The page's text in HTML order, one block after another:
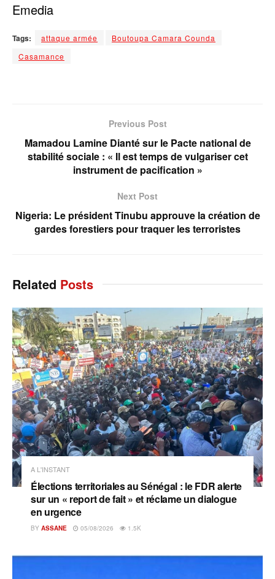
Emedia
Tags: attaque armée
Boutoupa Camara Counda
Casamance
Previous Post
Mamadou Lamine Dianté sur le Pacte national de
stabilité sociale : « Il est temps de vulgariser cet
instrument de pacification »
Next Post
Nigeria: Le président Tinubu approuve la création de
gardes forestiers pour traquer les terroristes
Related Posts
A L'INSTANT
Élections territoriales au Sénégal : le FDR alerte
sur un « report de fait » et réclame un dialogue
en urgence
BY ASSANE 05/08/2026 1.5K